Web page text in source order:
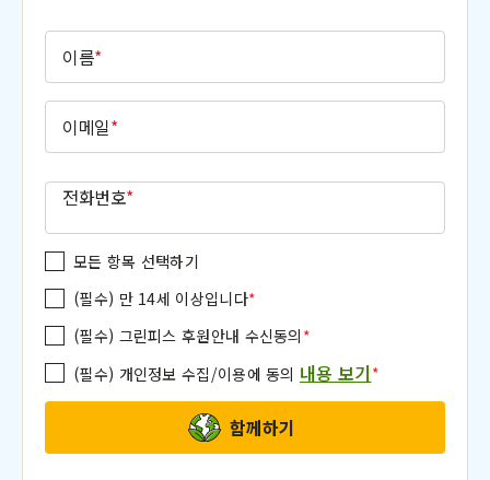
이름*
이메일*
전화번호*
예) 010-1234-5678
모든 항목 선택하기
(필수) 만 14세 이상입니다*
(필수) 그린피스 후원안내 수신동의 *
(필수) 개인정보 수집/이용에 동의 내용 보기 *
함께하기